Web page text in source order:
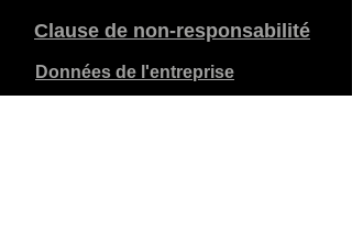
Clause de non-responsabilité
Données de l'entreprise